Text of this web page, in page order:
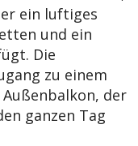
ein luftiges
und ein
Die
zu einem
der
ganzen Tag